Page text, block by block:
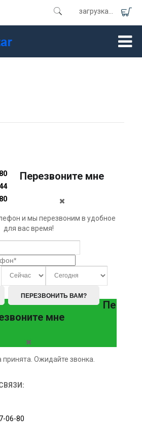
загрузка...
Перезвоните мне
и мы перезвоним в удобное
для вас время!
ПЕРЕЗВОНИТЬ ВАМ?
Пе
мне
принята. Ожидайте звонка.
06-80